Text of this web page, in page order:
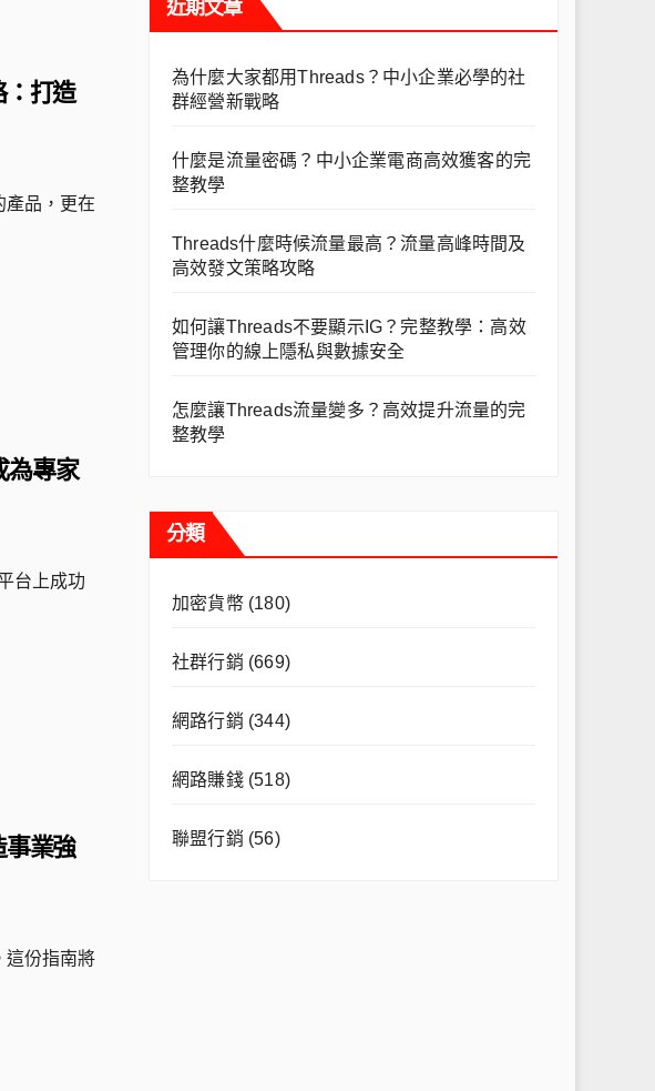
：打造
產品，更在
為專家
台上成功
事業強
這份指南將
近期文章
為什麼大家都用Threads？中小企業必學的社
群經營新戰略
什麼是流量密碼？中小企業電商高效獲客的完
整教學
Threads什麼時候流量最高？流量高峰時間及
高效發文策略攻略
如何讓Threads不要顯示IG？完整教學：高效
管理你的線上隱私與數據安全
怎麼讓Threads流量變多？高效提升流量的完
整教學
分類
加密貨幣(180)
社群行銷 (669)
網路行銷 (344)
網路賺錢(518)
聯盟行銷 (56)